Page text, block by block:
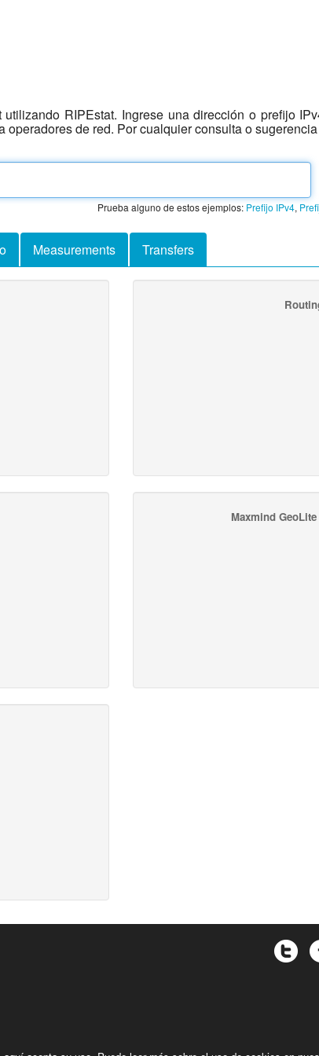
RIPEstat. Ingrese una dirección o prefijo
de red. Por cualquier consulta o sugerencia
Prueba alguno de estos ejemplos: Prefijo IPv4,
Measurements Transfers
Maxmind